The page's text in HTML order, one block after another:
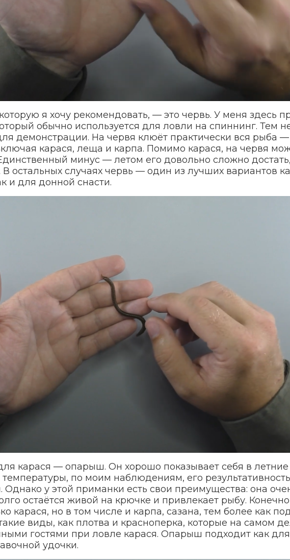
я хочу рекомендовать, — это червь. У меня здесь
обычно используется для ловли на спиннинг. Тем
демонстрации. На червя клюёт практически вся рыба —
карася, леща и карпа. Помимо карася, на червя
минус — летом его довольно сложно
остальных случаях червь — один из лучших вариантов
и для донной снасти.
карася — опарыш. Он хорошо показывает себя в
по моим наблюдениям, его результативность
Однако у этой приманки есть свои преимущества: она
остаётся живой на крючке и привлекает рыбу.
карася, но в том числе и карпа, сазана, тем более как
виды, как плотва и красноперка, которые на самом
гостями при ловле карася. Опарыш подходит как
удочки.